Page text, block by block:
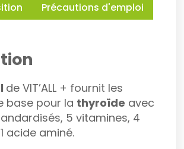
Précautions d'emploi
de VIT’ALL + fournit les
base pour la thyroïde avec
5 vitamines, 4
acide aminé.